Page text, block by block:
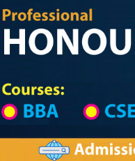
School Category Division List